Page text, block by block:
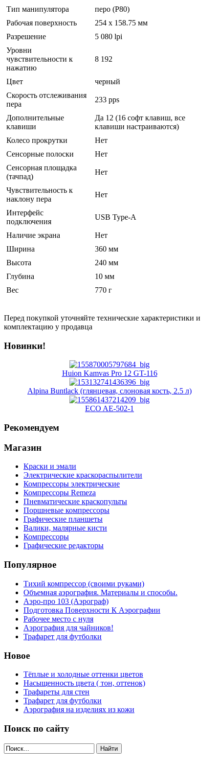
Тип манипулятора
перо (P80)
Рабочая поверхность
254 x 158.75 мм
Разрешение
5 080 lpi
Уровни
чувствительности к
нажатию
8 192
Цвет
черный
Скорость отслеживания
пера
233 pps
Дополнительные
клавиши
Да 12 (16 софт клавиш, все
клавиши настраиваются)
Колесо прокрутки
Нет
Сенсорные полоски
Нет
Сенсорная площадка
(тачпад)
Нет
Чувствительность к
наклону пера
Нет
Интерфейс
подключения
USB Type-A
Наличие экрана
Нет
Ширина
360 мм
Высота
240 мм
Глубина
10 мм
Вес
770 г
Перед покупкой уточняйте технические характеристики и
комплектацию у продавца
Новинки!
Huion Kamvas Pro 12 GT-116
Alpina Buntlack (глянцевая, слоновая кость, 2.5 л)
ECO AE-502-1
Рекомендуем
Магазин
Краски и эмали
Электрические краскораспылители
Компрессоры электрические
Компрессоры Remeza
Пневматические краскопульты
Поршневые компрессоры
Графические планшеты
Валики, малярные кисти
Компрессоры
Графические редакторы
Популярное
Тихий компрессор (своими руками)
Объемная аэрография. Материалы и способы.
Аэро-про 103 (Аэрограф)
Подготовка Поверхности К Аэрографии
Рабочее место с нуля
Аэрография для чайников!
Трафарет для футболки
Новое
Тёплые и холодные оттенки цветов
Насыщенность цвета ( тон, оттенок)
Трафареты для стен
Трафарет для футболки
Аэрография на изделиях из кожи
Поиск по сайту
Найти